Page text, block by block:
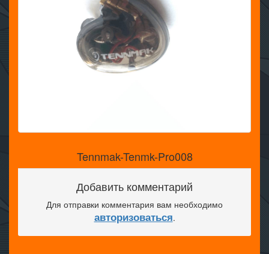
Tennmak-Tenmk-Pro008
Добавить комментарий
Для отправки комментария вам необходимо
авторизоваться.